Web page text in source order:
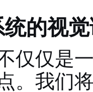
的视
仅仅是
。我们